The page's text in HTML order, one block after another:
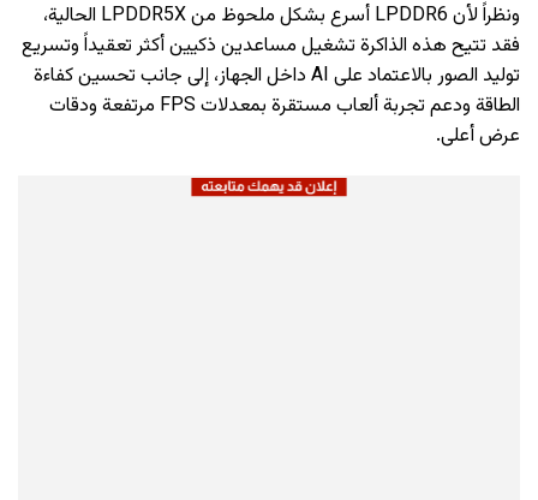
ونظراً لأن LPDDR6 أسرع بشكل ملحوظ من LPDDR5X الحالية،
فقد تتيح هذه الذاكرة تشغيل مساعدين ذكيين أكثر تعقيداً وتسريع
توليد الصور بالاعتماد على AI داخل الجهاز، إلى جانب تحسين كفاءة
الطاقة ودعم تجربة ألعاب مستقرة بمعدلات FPS مرتفعة ودقات
عرض أعلى.